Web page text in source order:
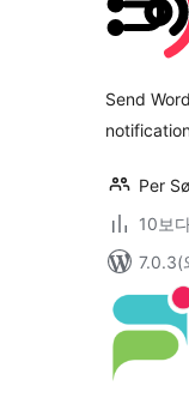
Send
Per
10보
7.0.3(